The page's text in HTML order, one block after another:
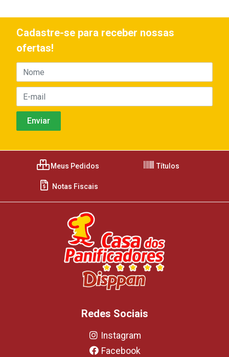
Cadastre-se para receber nossas
ofertas!
Meus Pedidos Títulos
Notas Fiscais
Redes Sociais
Instagram
Facebook